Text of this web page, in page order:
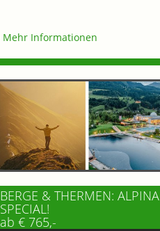
Mehr Informationen
BERGE & THERMEN: ALPINA
SPECIAL!
ab € 765,-